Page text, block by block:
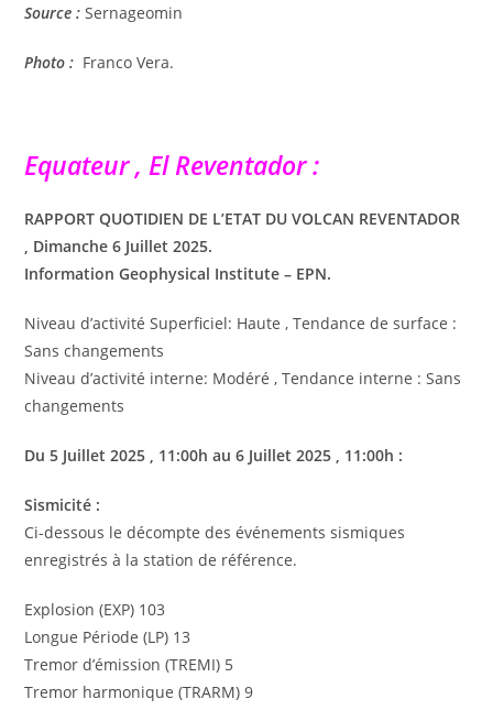
Source : Sernageomin
Photo : Franco Vera.
Equateur , El Reventador :
RAPPORT QUOTIDIEN DE L’ETAT DU VOLCAN REVENTADOR
, Dimanche 6 Juillet 2025.
Information Geophysical Institute – EPN.
Niveau d’activité Superficiel: Haute , Tendance de surface :
Sans changements
Niveau d’activité interne: Modéré , Tendance interne : Sans
changements
Du5 Juillet 2025 , 11:00h au6 Juillet 2025 , 11:00h :
Sismicité :
Ci-dessous le décompte des événements sismiques
enregistrés à la station de référence.
Explosion (EXP) 103
Longue Période (LP) 13
Tremor d’émission (TREMI) 5
Tremor harmonique (TRARM) 9